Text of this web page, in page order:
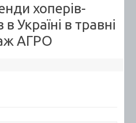
хоперів-
в Україні в травні
АГРО